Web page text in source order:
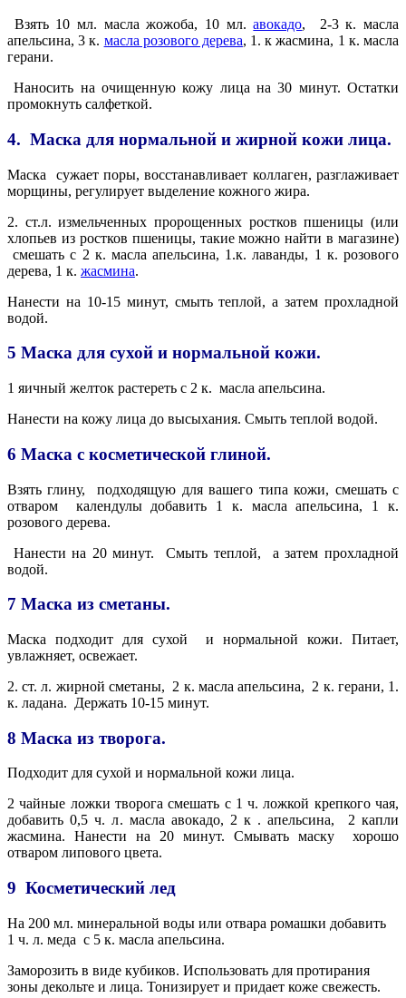
Взять 10 мл. масла жожоба, 10 мл.авокадо,
2-3 к. масла
апельсина, 3 к. масла розового дерева, 1. к жасмина, 1 к. масла
герани.
Наносить на очищенную кожу лица на 30 минут. Остатки
промокнуть салфеткой.
4. Маска для нормальной и жирной кожи лица.
Маска
сужает поры, восстанавливает коллаген, разглаживает
морщины, регулирует выделение кожного жира.
2. ст.л. измельченных пророщенных ростков пшеницы (или
хлопьев из ростков пшеницы, такие можно найти в магазине)
смешать с 2 к. масла апельсина, 1.к. лаванды, 1 к. розового
дерева, 1 к. жасмина.
Нанести на 10-15 минут, смыть теплой, а затем прохладной
водой.
5 Маска для сухой и нормальной кожи.
1 яичный желток растереть с 2 к. масла апельсина.
Нанести на кожу лица до высыхания. Смыть теплой водой.
6 Маска с косметической глиной.
Взять глину,
подходящую для вашего типа кожи, смешать с
отваром
календулы добавить 1 к. масла апельсина, 1 к.
розового дерева.
Нанести на 20 минут. Смыть теплой, а затем прохладной
водой.
7 Маска из сметаны.
Маска подходит для сухой
и нормальной кожи. Питает,
увлажняет, освежает.
2. ст. л. жирной сметаны, 2 к. масла апельсина, 2 к. герани, 1.
к. ладана. Держать 10-15 минут.
8 Маска из творога.
Подходит для сухой и нормальной кожи лица.
2 чайные ложки творога смешать с 1 ч. ложкой крепкого чая,
добавить 0,5 ч. л. масла авокадо, 2 к . апельсина,
2 капли
жасмина. Нанести на 20 минут. Смывать маску
хорошо
отваром липового цвета.
9 Косметический лед
На 200 мл. минеральной воды или отвара ромашки добавить
1 ч. л. меда с 5 к. масла апельсина.
Заморозить в виде кубиков. Использовать для протирания
зоны декольте и лица. Тонизирует и придает коже свежесть.